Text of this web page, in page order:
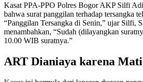
Kasat PPA-PPO Polres Bogor AKP Silfi
bahwa surat panggilan terhadap tersangka
“Panggilan Tersangka di Senin,” ujar Silfi,
menambahkan, “Sudah (dilayangkan
10.00 WIB suratnya.”
ART Dianiaya karena